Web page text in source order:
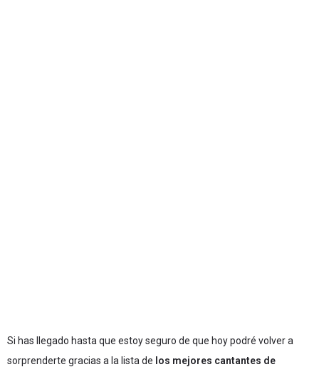
Si has llegado hasta que estoy seguro de que hoy podré volver a
sorprenderte gracias a la lista de los mejores cantantes de